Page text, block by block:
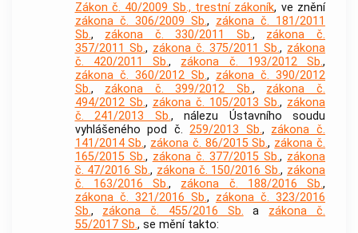
Zákon č. 40/2009 Sb., trestní zákoník, ve znění
zákona č. 306/2009 Sb., zákona č. 181/2011
Sb., zákona č. 330/2011 Sb., zákona č.
357/2011 Sb., zákona č. 375/2011 Sb., zákona
č. 420/2011 Sb., zákona č. 193/2012 Sb.,
zákona č. 360/2012 Sb., zákona č. 390/2012
Sb., zákona č. 399/2012 Sb., zákona č.
494/2012 Sb., zákona č. 105/2013 Sb., zákona
č. 241/2013 Sb., nálezu Ústavního soudu
vyhlášeného pod č.259/2013 Sb., zákona č.
141/2014 Sb., zákona č. 86/2015 Sb., zákona č.
165/2015 Sb., zákona č. 377/2015 Sb., zákona
č. 47/2016 Sb., zákona č. 150/2016 Sb., zákona
č. 163/2016 Sb., zákona č. 188/2016 Sb.,
zákona č. 321/2016 Sb., zákona č. 323/2016
Sb., zákona č. 455/2016 Sb. a zákona č.
55/2017 Sb., se mění takto: